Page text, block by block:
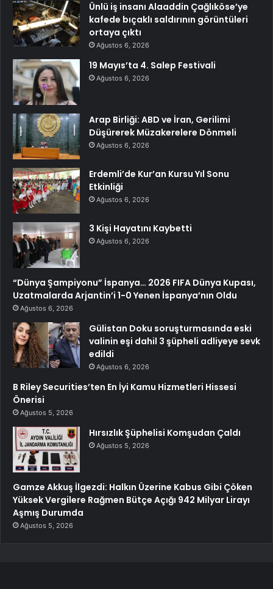
Ünlü iş insanı Alaaddin Çağlıköse’ye
kafede bıçaklı saldırının görüntüleri
ortaya çıktı
Ağustos 6, 2026
19 Mayıs’ta 4. Salep Festivali
Ağustos 6, 2026
Arap Birliği: ABD ve İran, Gerilimi
Düşürerek Müzakerelere Dönmeli
Ağustos 6, 2026
Erdemli’de Kur’an Kursu Yıl Sonu
Etkinliği
Ağustos 6, 2026
3 Kişi Hayatını Kaybetti
Ağustos 6, 2026
“Dünya Şampiyonu” İspanya… 2026 FIFA Dünya Kupası,
Uzatmalarda Arjantin’i 1-0 Yenen İspanya’nın Oldu
Ağustos 6, 2026
Gülistan Doku soruşturmasında eski
valinin eşi dahil 3 şüpheli adliyeye sevk
edildi
Ağustos 6, 2026
B Riley Securities’ten En İyi Kamu Hizmetleri Hissesi
Önerisi
Ağustos 5, 2026
Hırsızlık Şüphelisi Komşudan Çaldı
Ağustos 5, 2026
Gamze Akkuş İlgezdi: Halkın Üzerine Kabus Gibi Çöken
Yüksek Vergilere Rağmen Bütçe Açığı 942 Milyar Lirayı
Aşmış Durumda
Ağustos 5, 2026